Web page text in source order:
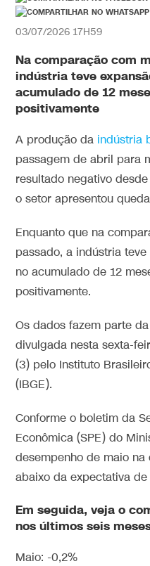
03/07/2026 17H59
Na comparação com
indústria teve
acumulado de 12
positivamente
A produção da indústria
passagem de abril para
resultado negativo
o setor apresentou
Enquanto que na
passado, a indústria
no acumulado de 12
positivamente.
Os dados fazem parte da
divulgada nesta sexta-
(3) pelo Instituto
(IBGE).
Conforme o boletim da
Econômica (SPE) do
desempenho de maio
abaixo da expectativa
Em seguida, veja o
nos últimos seis
Maio: -0,2%